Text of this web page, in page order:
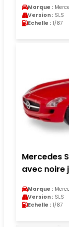
Marque :
Version : SLS
Echelle : 1/87
Mercedes
avec noire
Marque :
Version : SLS
Echelle : 1/87